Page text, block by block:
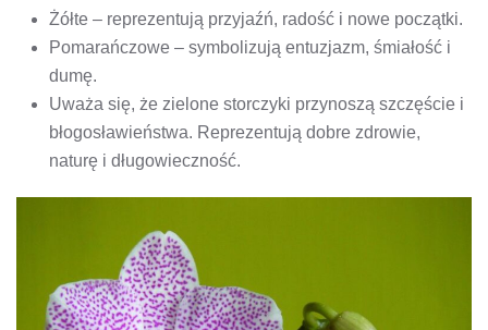
Żółte – reprezentują przyjaźń, radość i nowe początki.
Pomarańczowe – symbolizują entuzjazm, śmiałość i
dumę.
Uważa się, że zielone storczyki przynoszą szczęście i
błogosławieństwa. Reprezentują dobre zdrowie,
naturę i długowieczność.